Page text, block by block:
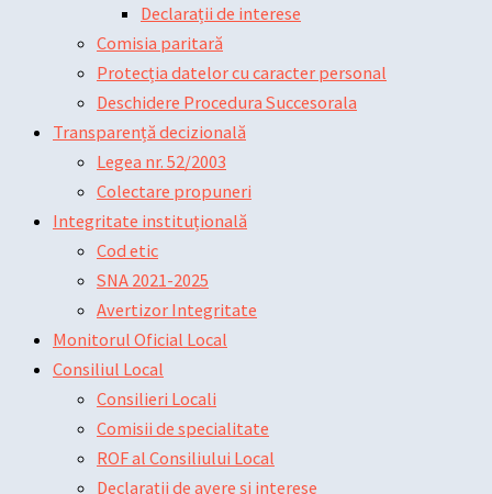
Declarații de interese
Comisia paritară
Protecția datelor cu caracter personal
Deschidere Procedura Succesorala
Transparență decizională
Legea nr. 52/2003
Colectare propuneri
Integritate instituțională
Cod etic
SNA 2021-2025
Avertizor Integritate
Monitorul Oficial Local
Consiliul Local
Consilieri Locali
Comisii de specialitate
ROF al Consiliului Local
Declarații de avere și interese